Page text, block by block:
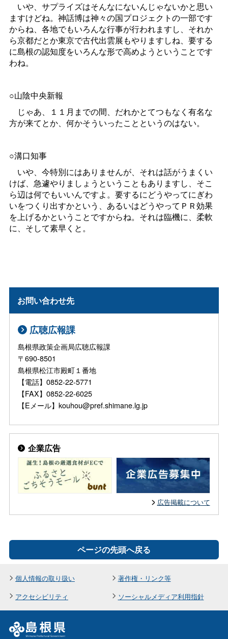
いや、サプライズはそんなにないんじゃないかと思い
ますけどね。神話博は神々の国プロジェクトの一部です
からね、各地でもいろんな行事が行われますし、それか
ら京都だとか東京で古代出雲展もやりますしね、要する
に島根の認知度をいろんな形で高めようということです
わね。
○山陰中央新報
じゃあ、１１月までの間、だれかとてつもなく有名な
方が来てとか、何かそういったことというのはない。
○溝口知事
いや、今特別にはありませんが、それは話がうまくい
けば、急遽やりましょうということもありますし、そこ
ら辺は何でもいいんですよ。要するにどうやってにぎわ
いをつくり出すかという、あるいはどうやってＰＲ効果
を上げるかということですからね。それは臨機に、柔軟
に、そして素早くと。
お問い合わせ先
広聴広報課
島根県政策企画局広聴広報課
〒690-8501
島根県松江市殿町１番地
【電話】0852-22-5771
【FAX】0852-22-6025
【Eメール】kouhou@pref.shimane.lg.jp
企業広告
広告掲載について
ページの先頭へ戻る
個人情報の取り扱い
著作権・リンク等
アクセシビリティ
ソーシャルメディア利用指針